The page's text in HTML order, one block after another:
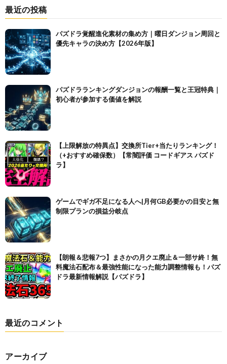
最近の投稿
パズドラ覚醒進化素材の集め方｜曜日ダンジョン周回と
優先キャラの決め方【2026年版】
パズドラランキングダンジョンの報酬一覧と王冠特典｜
初心者が参加する価値を解説
【上限解放の特異点】交換所Tier+当たりランキング！
（+おすすめ確保数）【常闇評価 コードギアス パズド
ラ】
ゲームでギガ不足になる人へ|月何GB必要かの目安と無
制限プランの損益分岐点
【朗報＆悲報7つ】まさかの月クエ廃止＆一部サ終！無
料魔法石配布＆最強性能になった能力調整情報も！パズ
ドラ最新情報解説【パズドラ】
最近のコメント
アーカイブ